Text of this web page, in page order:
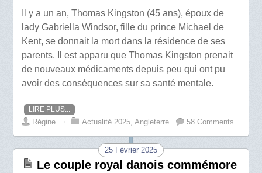
Il y a un an, Thomas Kingston (45 ans), époux de
lady Gabriella Windsor, fille du prince Michael de
Kent, se donnait la mort dans la résidence de ses
parents. Il est apparu que Thomas Kingston prenait
de nouveaux médicaments depuis peu qui ont pu
avoir des conséquences sur sa santé mentale.
LIRE PLUS...
Régine ⋅ Actualité 2025,Angleterre 58 Comments
25 Février 2025
Le couple royal danois commémore